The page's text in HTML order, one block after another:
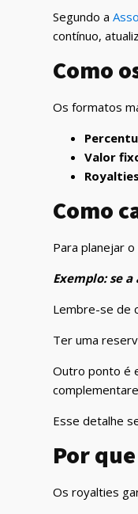
Segundo a
contínuo,
Como
Os formatos
Valor
Como
Para planejar
Exemplo: se
Lembre-se de
Ter uma
Outro ponto é
Esse detalhe
Por
Os royalties